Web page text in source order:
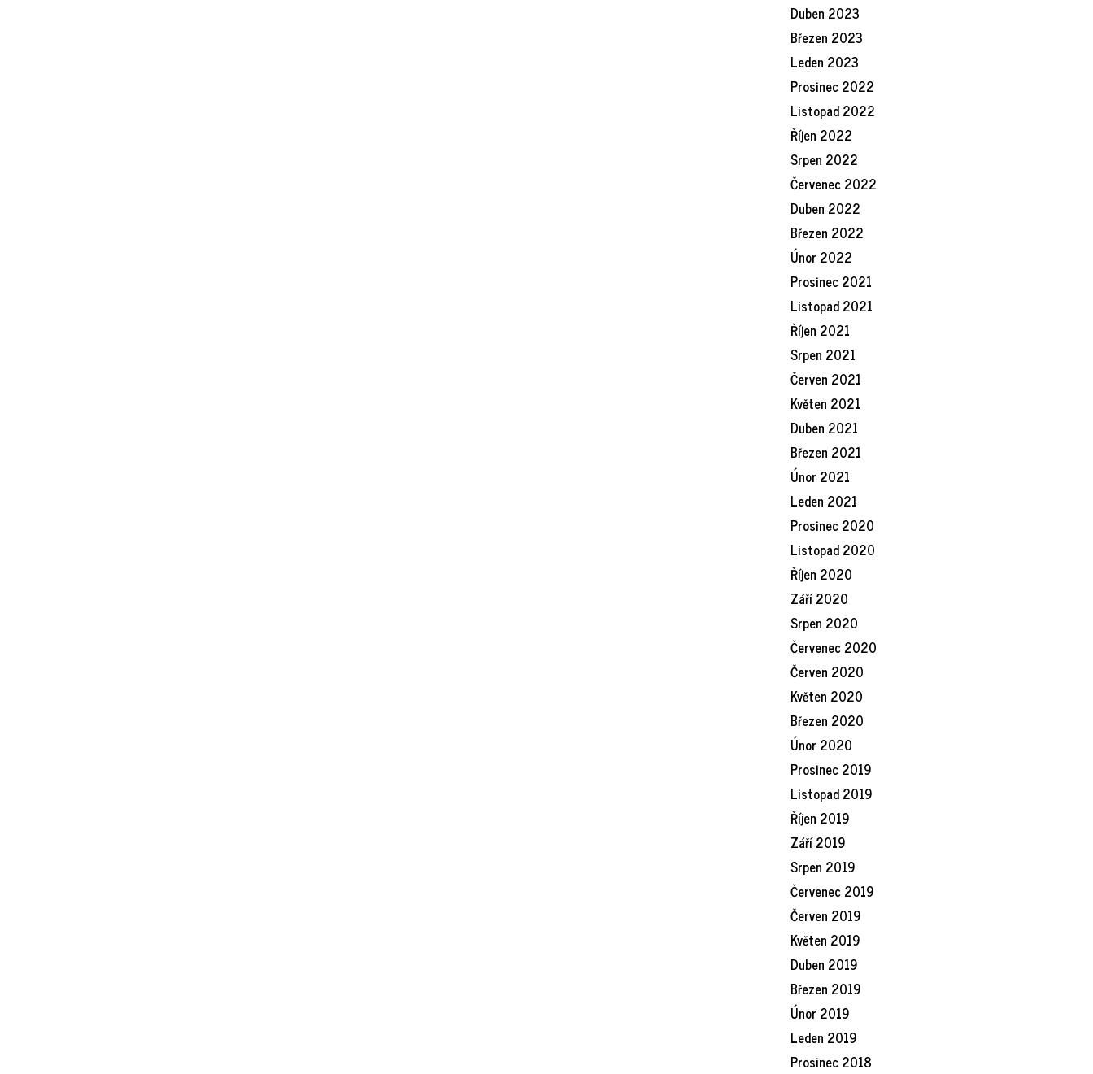
Duben 2023
Březen 2023
Leden 2023
Prosinec 2022
Listopad 2022
Říjen 2022
Srpen 2022
Červenec 2022
Duben 2022
Březen 2022
Únor 2022
Prosinec 2021
Listopad 2021
Říjen 2021
Srpen 2021
Červen 2021
Květen 2021
Duben 2021
Březen 2021
Únor 2021
Leden 2021
Prosinec 2020
Listopad 2020
Říjen 2020
Září 2020
Srpen 2020
Červenec 2020
Červen 2020
Květen 2020
Březen 2020
Únor 2020
Prosinec 2019
Listopad 2019
Říjen 2019
Září 2019
Srpen 2019
Červenec 2019
Červen 2019
Květen 2019
Duben 2019
Březen 2019
Únor 2019
Leden 2019
Prosinec 2018